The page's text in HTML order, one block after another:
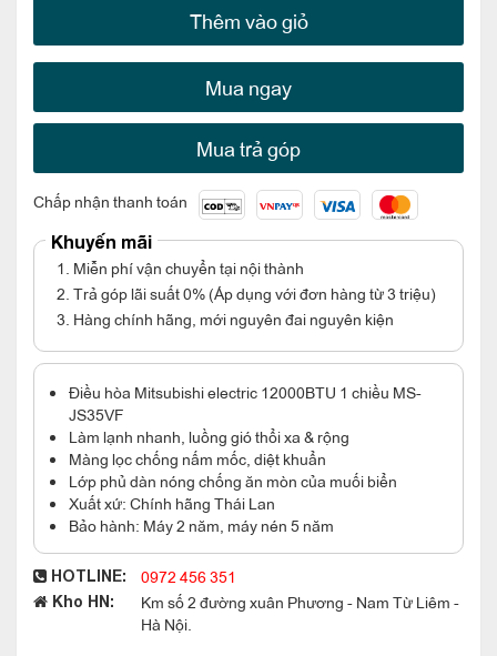
Thêm vào giỏ
Mua ngay
Mua trả góp
Chấp nhận thanh toán
Khuyến mãi
1. Miễn phí vận chuyển tại nội thành
2. Trả góp lãi suất 0% (Áp dụng với đơn hàng từ 3 triệu)
3. Hàng chính hãng, mới nguyên đai nguyên kiện
Điều hòa Mitsubishi electric 12000BTU 1 chiều MS-
JS35VF
Làm lạnh nhanh, luồng gió thổi xa & rộng
Màng lọc chống nấm mốc, diệt khuẩn
Lớp phủ dàn nóng chống ăn mòn của muối biển
Xuất xứ: Chính hãng Thái Lan
Bảo hành: Máy 2 năm, máy nén 5 năm
HOTLINE: 0972 456 351
Kho HN:
Km số 2 đường xuân Phương - Nam Từ Liêm -
Hà Nội.